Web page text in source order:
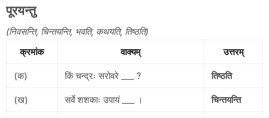
पूरयन्तु
(निवसन्ति, चिन्तयन्ति, भवति, कथयति, तिष्ठति)
क्रमांक
वाक्यम् उत्तरम्
(क) किं चन्द्रः सरोवरे ___ ? तिष्ठति
(ख) सर्वे शशकाः उपायं ___ । चिन्तयन्ति